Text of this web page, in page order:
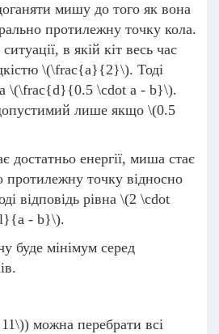
мишу до того як вона
протилежну точку кола.
в якій кіт весь час
\(\frac{a}{2}\). Тоді
\(\frac{d}{0.5 \cdot a - b}\).
лише якщо \(0.5
достатньо енергії, миша стає
протилежну точку відносно
відповідь рівна \(2 \cdot
l}{a - b}\).
буде мінімум серед
) можна перебрати всі